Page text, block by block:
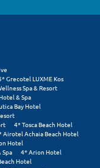
Grecotel LUXME Kos
Spa & Resort
& Spa
Bay Hotel
4* Tosca Beach Hotel
Airotel Achaia Beach Hotel
Hotel
Spa
4* Arion Hotel
Hotel